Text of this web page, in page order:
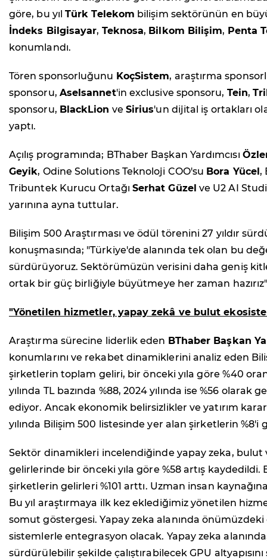
göre, bu yılTürk Telekom bilişim sektörünün en
İndeks Bilgisayar, Teknosa, Bilkom Bilişim, Penta
konumlandı.
Tören sponsorluğunu KoçSistem, araştırma
sponsoru, Aselsannet'in exclusive sponsoru, Tein,
sponsoru, BlackLion ve Sirius'un dijital iş ortakları
yaptı.
Açılış programında; BThaber Başkan Yardımcısı
Geyik, Odine Solutions Teknoloji COO'su Bora Yücel,
Tribuntek Kurucu Ortağı Serhat Güzel ve U2 AI
yarınına ayna tuttular.
Bilişim 500 Araştırması ve ödül törenini 27 yıldır
konuşmasında; "Türkiye'de alanında tek olan bu
sürdürüyoruz. Sektörümüzün verisini daha geniş
ortak bir güç birliğiyle büyütmeye her zaman
"Yönetilen hizmetler, yapay zekâ ve bulut
Araştırma sürecine liderlik eden BThaber Başkan
konumlarını ve rekabet dinamiklerini analiz eden
şirketlerin toplam geliri, bir önceki yıla göre %40
yılında TL bazında %88, 2024 yılında ise %56
ediyor. Ancak ekonomik belirsizlikler ve yatırım
yılında Bilişim 500 listesinde yer alan şirketlerin %8'i
Sektör dinamikleri incelendiğinde yapay zeka,
gelirlerinde bir önceki yıla göre %58 artış
şirketlerin gelirleri %101 arttı. Uzman insan
Bu yıl araştırmaya ilk kez eklediğimiz yönetilen
somut göstergesi. Yapay zeka alanında
sistemlerle entegrasyon olacak. Yapay zeka
sürdürülebilir şekilde çalıştırabilecek GPU